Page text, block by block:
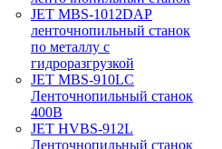
JET MBS-1012DAP
ленточнопильный станок
по металлу с
гидроразгрузкой
JET MBS-910LC
Ленточнопильный станок
400В
JET HVBS-912L
Ленточнопильный станок